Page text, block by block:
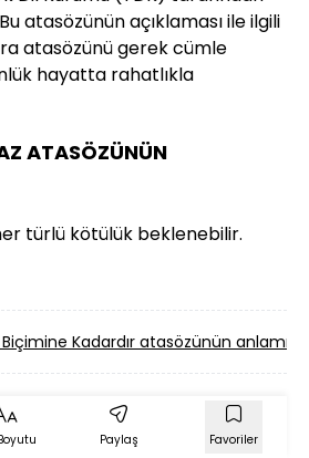
atasözünün açıklaması ile ilgili
atasözünü gerek cümle
hayatta rahatlıkla
ATASÖZÜNÜN
türlü kötülük beklenebilir.
Biçimine Kadardır atasözünün anlamı
Paylaş Favoriler